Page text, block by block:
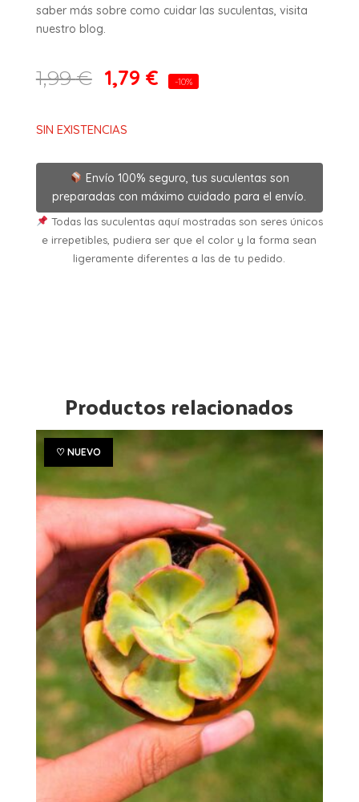
saber más sobre como cuidar las suculentas, visita
nuestro blog.
1,99€ 1,79 € -10%
SIN EXISTENCIAS
Envío 100% seguro, tus suculentas son
preparadas con máximo cuidado para el envío.
Todas las suculentas aquí mostradas son seres únicos
e irrepetibles, pudiera ser que el color y la forma sean
ligeramente diferentes a las de tu pedido.
Productos relacionados
♡ NUEVO